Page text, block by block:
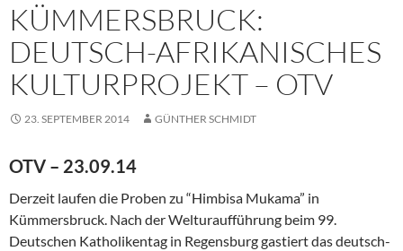
KÜMMERSBRUCK:
DEUTSCH-AFRIKANISCHES
KULTURPROJEKT – OTV
23. SEPTEMBER 2014 GÜNTHER SCHMIDT
OTV – 23.09.14
Derzeit laufen die Proben zu “Himbisa Mukama” in
Kümmersbruck. Nach der Welturaufführung beim 99.
Deutschen Katholikentag in Regensburg gastiert das deutsch-